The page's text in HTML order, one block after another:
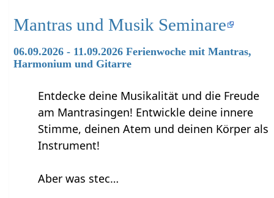
Mantras und Musik Seminare
06.09.2026 - 11.09.2026 Ferienwoche mit Mantras,
Harmonium und Gitarre
Entdecke deine Musikalität und die Freude
am Mantrasingen! Entwickle deine innere
Stimme, deinen Atem und deinen Körper als
Instrument!
Aber was stec…